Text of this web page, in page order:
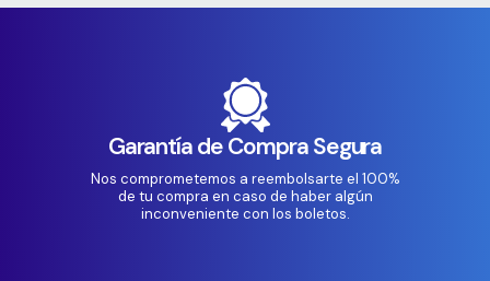
Garantía de Compra Segura
Nos comprometemos a reembolsarte el 100%
de tu compra en caso de haber algún
inconveniente con los boletos.